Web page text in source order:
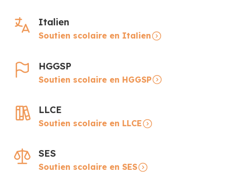
Italien
Soutien scolaire en Italien
HGGSP
Soutien scolaire en HGGSP
LLCE
Soutien scolaire en LLCE
SES
Soutien scolaire en SES